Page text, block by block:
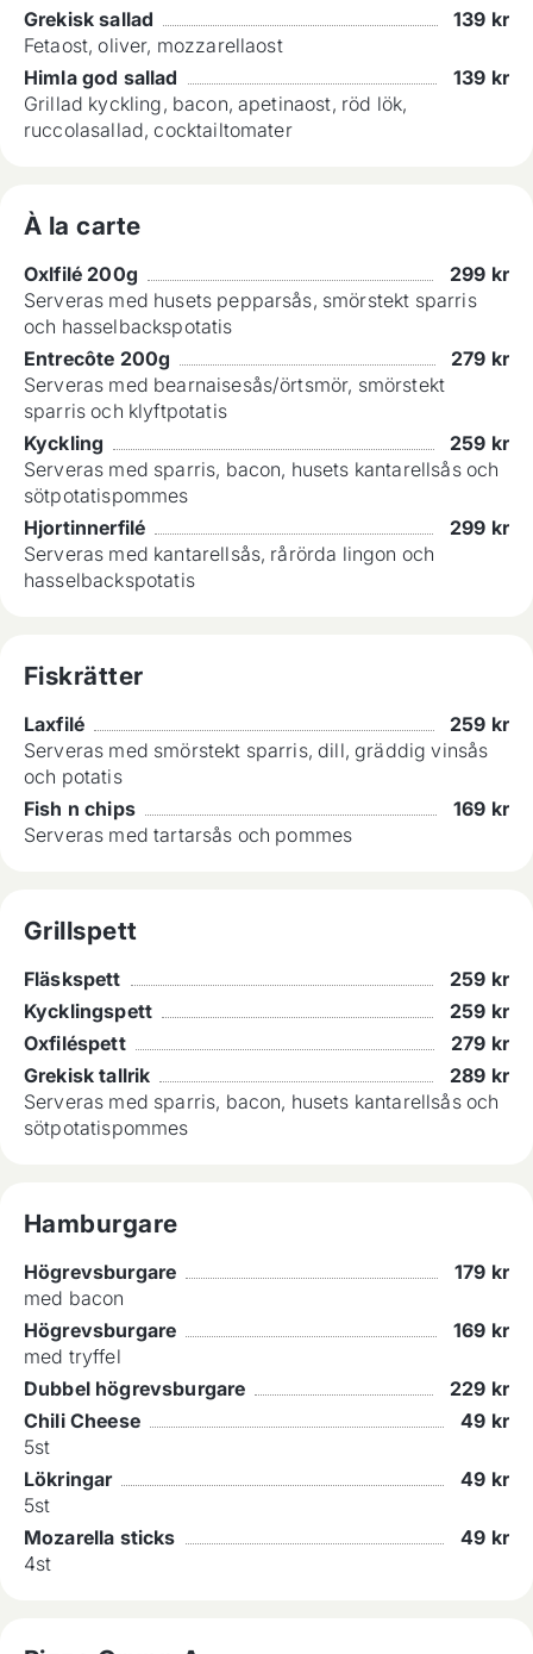
Grekisk sallad 139 kr
Fetaost, oliver, mozzarellaost
Himla god sallad
139 kr
Grillad kyckling, bacon, apetinaost, röd lök,
ruccolasallad, cocktailtomater
À la carte
Oxlfilé 200g 299 kr
Serveras med husets pepparsås, smörstekt sparris
och hasselbackspotatis
Entrecôte 200g
279 kr
Serveras med bearnaisesås/örtsmör, smörstekt
sparris och klyftpotatis
Kyckling
259 kr
Serveras med sparris, bacon, husets kantarellsås och
sötpotatispommes
Hjortinnerfilé
299 kr
Serveras med kantarellsås, rårörda lingon och
hasselbackspotatis
Fiskrätter
Laxfilé 259 kr
Serveras med smörstekt sparris, dill, gräddig vinsås
och potatis
Fish n chips
169 kr
Serveras med tartarsås och pommes
Grillspett
Fläskspett 259 kr
Kycklingspett
259 kr
Oxfiléspett
279 kr
Grekisk tallrik
289 kr
Serveras med sparris, bacon, husets kantarellsås och
sötpotatispommes
Hamburgare
Högrevsburgare 179 kr
med bacon
Högrevsburgare
169 kr
med tryffel
Dubbel högrevsburgare
229 kr
Chili Cheese
49 kr
5st
Lökringar
49 kr
5st
Mozarella sticks
49 kr
4st